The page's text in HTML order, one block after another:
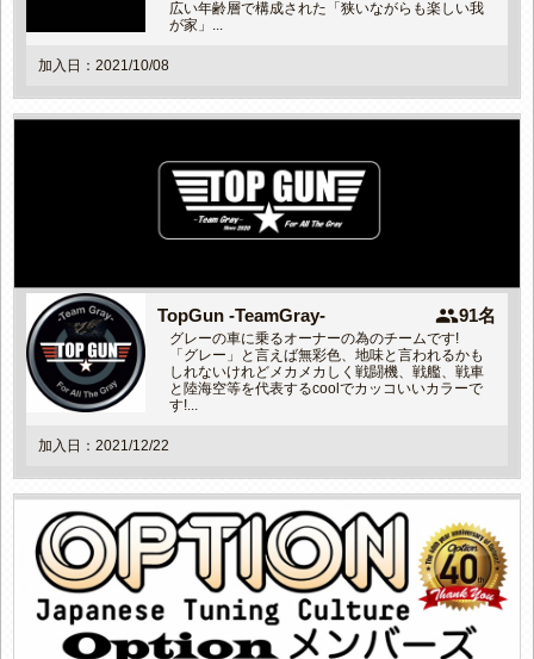
広い年齢層で構成された「狭いながらも楽しい我
が家」...
加入日：2021/10/08
TopGun -TeamGray- people91名
グレーの車に乗るオーナーの為のチームです!
「グレー」と言えば無彩色、地味と言われるかも
しれないけれどメカメカしく戦闘機、戦艦、戦車
と陸海空等を代表するcoolでカッコいいカラーで
す!...
加入日：2021/12/22